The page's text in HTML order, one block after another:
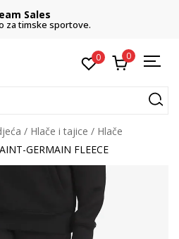
Sales
za timske sportove.
0 0
Hlače i tajice
Hlače
GERMAIN FLEECE